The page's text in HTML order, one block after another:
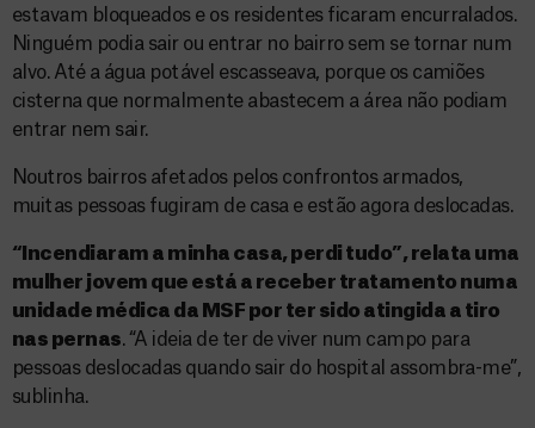
estavam bloqueados e os residentes ficaram encurralados.
Ninguém podia sair ou entrar no bairro sem se tornar num
alvo. Até a água potável escasseava, porque os camiões
cisterna que normalmente abastecem a área não podiam
entrar nem sair.
Noutros bairros afetados pelos confrontos armados,
muitas pessoas fugiram de casa e estão agora deslocadas.
“Incendiaram a minha casa, perdi tudo”, relata uma
mulher jovem que está a receber tratamento numa
unidade médica da MSF por ter sido atingida a tiro
nas pernas. “A ideia de ter de viver num campo para
pessoas deslocadas quando sair do hospital assombra-me”,
sublinha.